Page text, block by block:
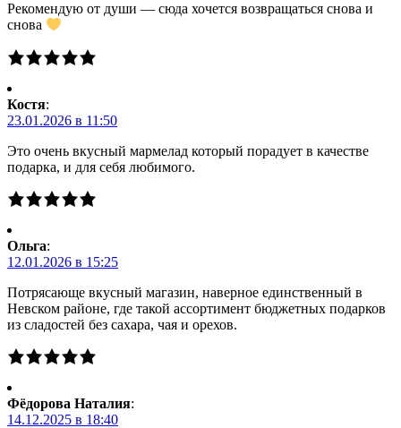
Рекомендую от души — сюда хочется возвращаться снова и
снова
Костя:
23.01.2026 в 11:50
Это очень вкусный мармелад который порадует в качестве
подарка, и для себя любимого.
Ольга:
12.01.2026 в 15:25
Потрясающе вкусный магазин, наверное единственный в
Невском районе, где такой ассортимент бюджетных подарков
из сладостей без сахара, чая и орехов.
Фёдорова Наталия:
14.12.2025 в 18:40